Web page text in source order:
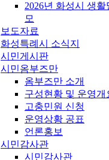
2026년 화성시 생
모
보도자료
화성특례시 소식지
시민게시판
시민옴부즈만
옴부즈만 소개
구성현황 및 운영개
고충민원 신청
운영상황 공표
언론홍보
시민감사관
시민감사관